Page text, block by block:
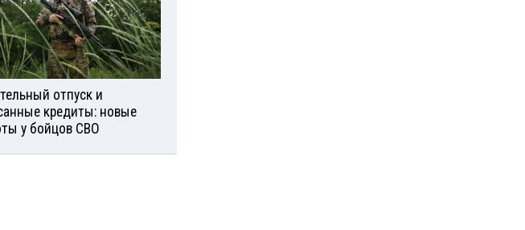
отпуск и
кредиты: новые
у бойцов СВО